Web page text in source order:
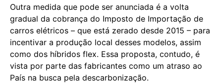
Outra medida que pode ser anunciada é a volta
gradual da cobrança do Imposto de Importação de
carros elétricos – que está zerado desde 2015 – para
incentivar a produção local desses modelos, assim
como dos híbridos flex. Essa proposta, contudo, é
vista por parte das fabricantes como um atraso ao
País na busca pela descarbonização.